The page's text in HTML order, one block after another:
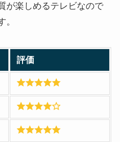
が楽しめるテレビなので
。
評価